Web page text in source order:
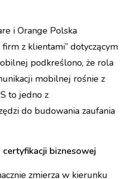
i Orange Polska
firm z klientami” dotyczącym
podkreślono, że rola
mobilnej rośnie z
to jedno z
do budowania zaufania
certyfikacji biznesowej
zmierza w kierunku